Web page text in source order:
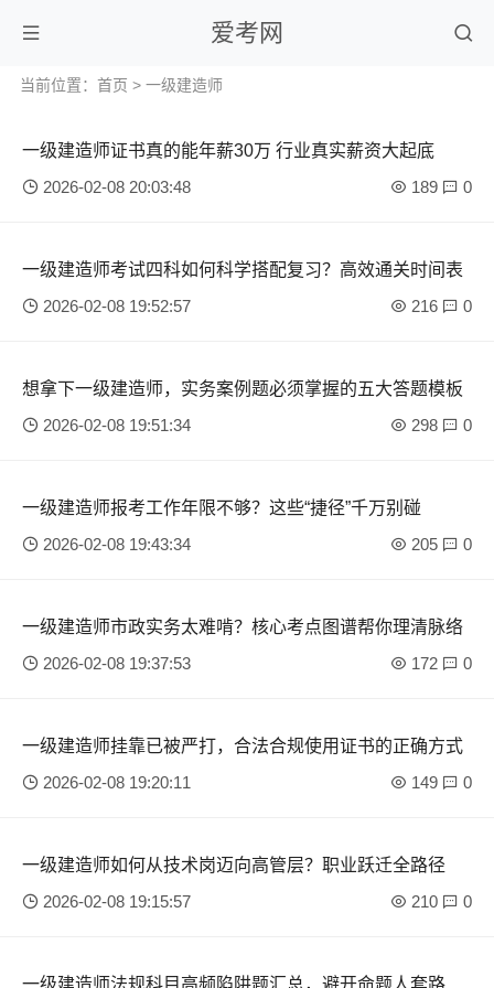
爱考网
当前位置： 首页 > 一级建造师
一级建造师证书真的能年薪30万 行业真实薪资大起底
2026-02-08 20:03:48
189 0
一级建造师考试四科如何科学搭配复习？高效通关时间表
2026-02-08 19:52:57
216 0
想拿下一级建造师，实务案例题必须掌握的五大答题模板
2026-02-08 19:51:34
298 0
一级建造师报考工作年限不够？这些“捷径”千万别碰
2026-02-08 19:43:34
205 0
一级建造师市政实务太难啃？核心考点图谱帮你理清脉络
2026-02-08 19:37:53
172 0
一级建造师挂靠已被严打，合法合规使用证书的正确方式
2026-02-08 19:20:11
149 0
一级建造师如何从技术岗迈向高管层？职业跃迁全路径
2026-02-08 19:15:57
210 0
一级建造师法规科目高频陷阱题汇总，避开命题人套路